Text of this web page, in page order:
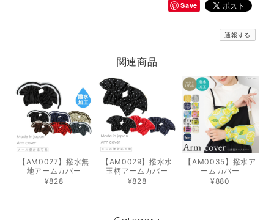
Save
通報する
関連商品
【AM0027】撥水無
地アームカバー
¥828
【AM0029】撥水水
玉柄アームカバー
¥828
【AM0035】撥水ア
ームカバー
¥880